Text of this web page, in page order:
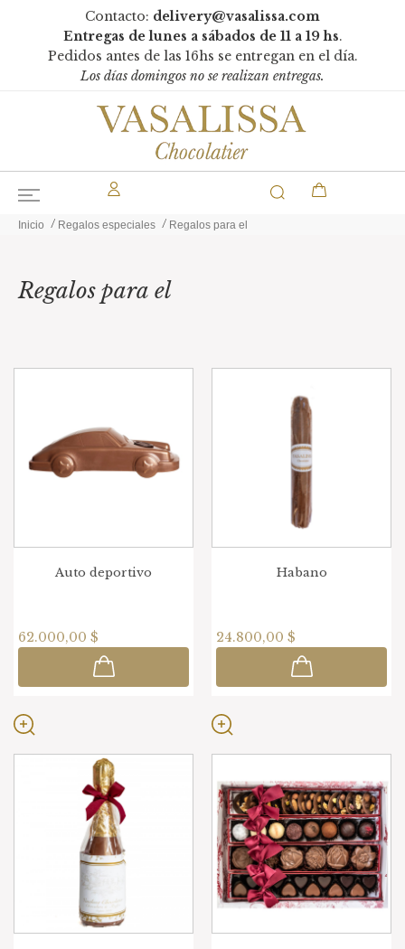
Contacto: delivery@vasalissa.com
Entregas de lunes a sábados de 11 a 19 hs.
Pedidos antes de las 16hs se entregan en el día.
Los días domingos no se realizan entregas.
Inicio Regalos especiales Regalos para el
Regalos para el
Auto deportivo
62.000,00 $
Habano
24.800,00 $